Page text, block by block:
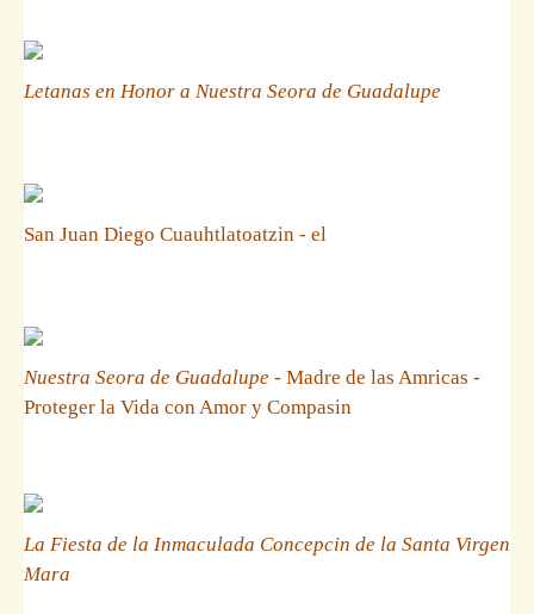
Letanas en Honor a Nuestra Seora de Guadalupe
San Juan Diego Cuauhtlatoatzin - el
Nuestra Seora de Guadalupe - Madre de las Amricas -
Proteger la Vida con Amor y Compasin
La Fiesta de la Inmaculada Concepcin de la Santa Virgen
Mara